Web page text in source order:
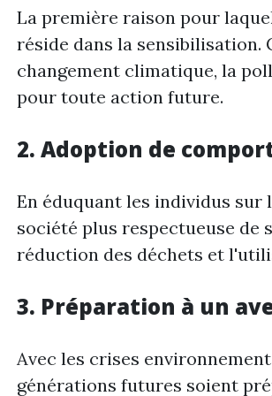
La première raison pour
réside dans la sensibilisation.
changement climatique, la
pour toute action future.
2. Adoption de
En éduquant les individus sur
société plus respectueuse de
réduction des déchets et
3. Préparation à un
Avec les crises
générations futures soient